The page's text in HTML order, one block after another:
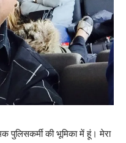
पुलिसकर्मी की भूमिका में हूं। मेरा